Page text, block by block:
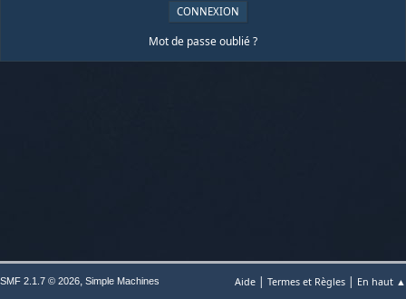
Mot de passe oublié ?
Aide | Termes et Règles | En haut ▲
SMF 2.1.7 © 2026, Simple Machines